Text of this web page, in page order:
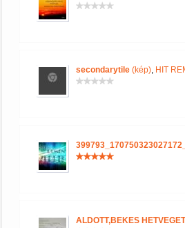
secondarytile (kép), HIT
ALDOTT,BEKES